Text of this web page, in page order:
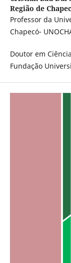
Região de
Professor da
Chapecó-
Doutor em
Fundação